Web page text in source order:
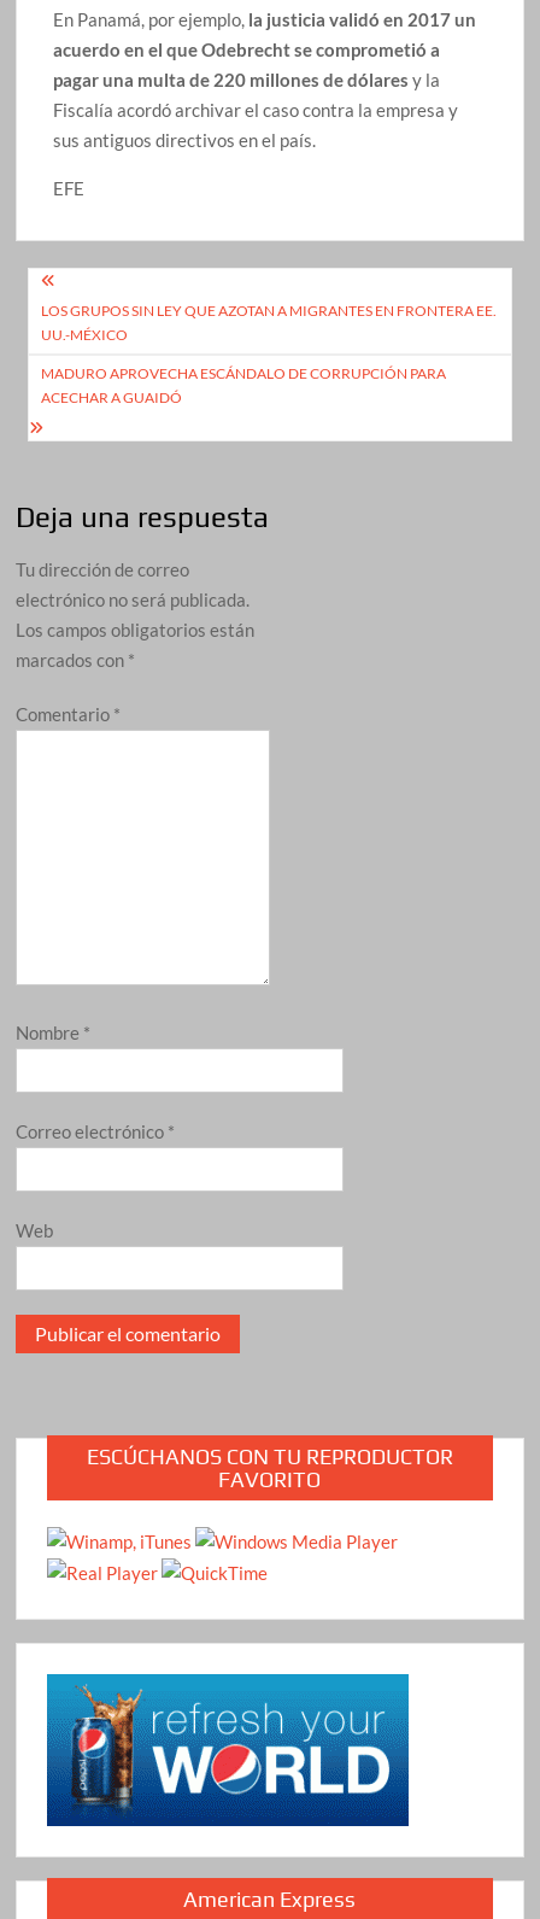
En Panamá, por ejemplo, la justicia validó en 2017 un
acuerdo en el que Odebrecht se comprometió a
pagar una multa de 220 millones de dólares y la
Fiscalía acordó archivar el caso contra la empresa y
sus antiguos directivos en el país.
EFE
Navegación
de
entradas
LOS GRUPOS SIN LEY QUE AZOTAN A MIGRANTES EN FRONTERA EE.
UU.-MÉXICO
MADURO APROVECHA ESCÁNDALO DE CORRUPCIÓN PARA
ACECHAR A GUAIDÓ
Deja una respuesta
Tu dirección de correo
electrónico no será publicada.
Los campos obligatorios están
marcados con *
Comentario *
Nombre *
Correo electrónico *
Web
ESCÚCHANOS CON TU REPRODUCTOR
FAVORITO
American Express